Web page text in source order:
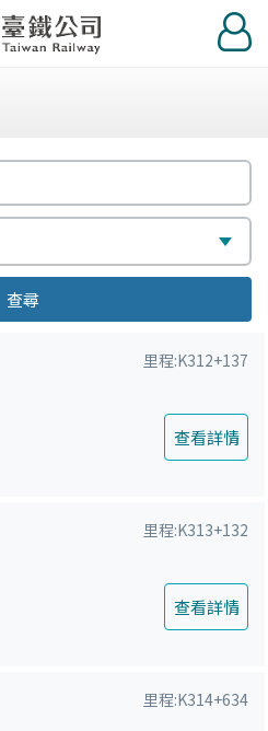
登
入
查尋
里程:K312+137
查看詳情
里程:K313+132
查看詳情
里程:K314+634